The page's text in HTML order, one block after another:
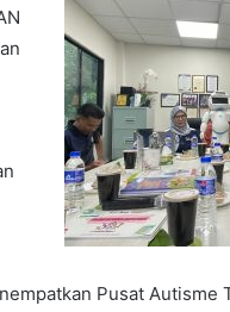
Pusat Autisme